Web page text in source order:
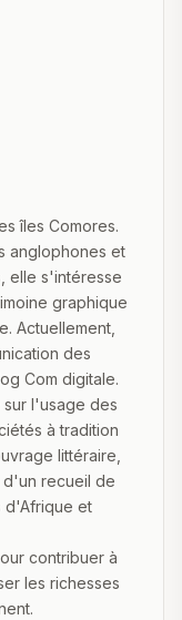
îles Comores.
anglophones et
elle s'intéresse
graphique
Actuellement,
des
Com digitale.
sur l'usage des
à tradition
littéraire,
d'un recueil de
d'Afrique et
contribuer à
les richesses